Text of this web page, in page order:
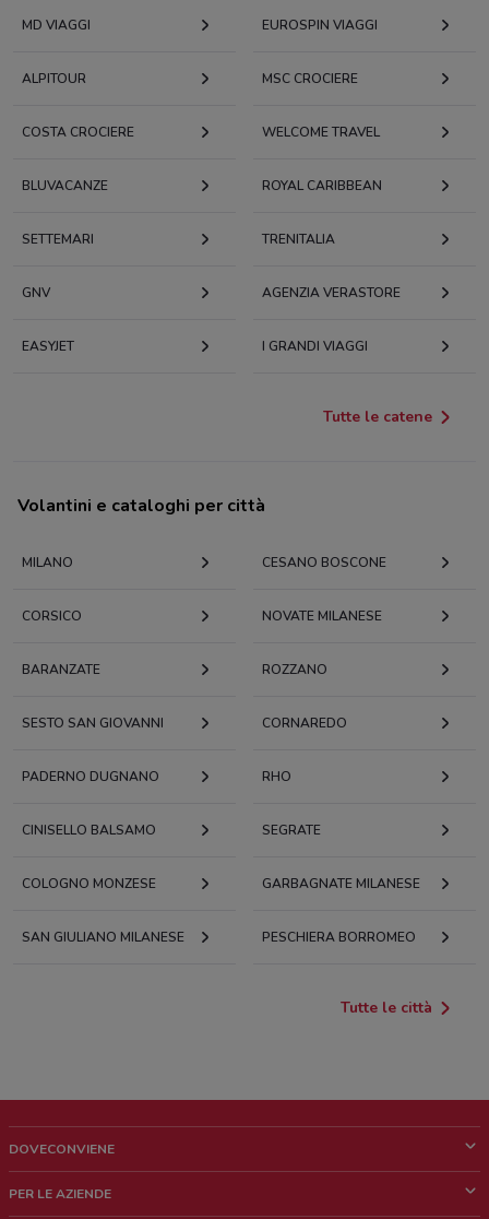
MD VIAGGI EUROSPIN VIAGGI
ALPITOUR MSC CROCIERE
COSTA CROCIERE WELCOME TRAVEL
BLUVACANZE ROYAL CARIBBEAN
SETTEMARI TRENITALIA
GNV AGENZIA VERASTORE
EASYJET I GRANDI VIAGGI
Tutte le catene
Volantini e cataloghi per città
MILANO CESANO BOSCONE
CORSICO NOVATE MILANESE
BARANZATE ROZZANO
SESTO SAN GIOVANNI CORNAREDO
PADERNO DUGNANO RHO
CINISELLO BALSAMO SEGRATE
COLOGNO MONZESE GARBAGNATE MILANESE
SAN GIULIANO MILANESE PESCHIERA BORROMEO
Tutte le città
DOVECONVIENE
PER LE AZIENDE